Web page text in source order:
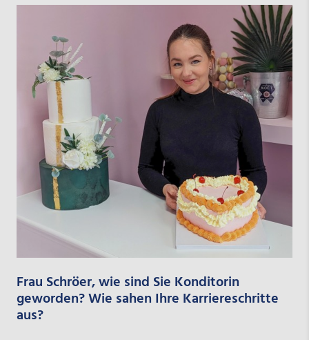
Frau Schröer, wie sind Sie Konditorin
geworden? Wie sahen Ihre Karriereschritte
aus?